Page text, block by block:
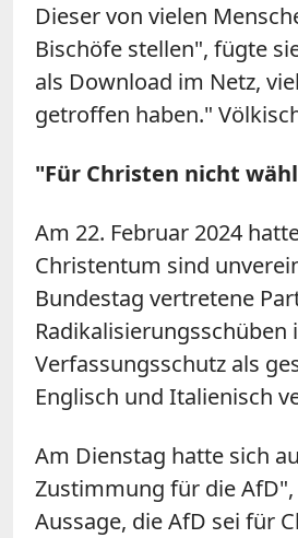
Dieser von vielen
Bischöfe stellen", fügte
als Download im Netz,
getroffen haben."
"Für Christen nicht
Am 22. Februar 2024
Christentum sind
Bundestag vertretene
Verfassungsschutz als
Englisch und Italienisch
Am Dienstag hatte sich
Zustimmung für die
Aussage, die AfD sei für